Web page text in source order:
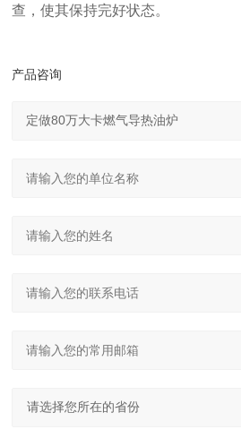
查，使其保持完好状态。
产品咨询